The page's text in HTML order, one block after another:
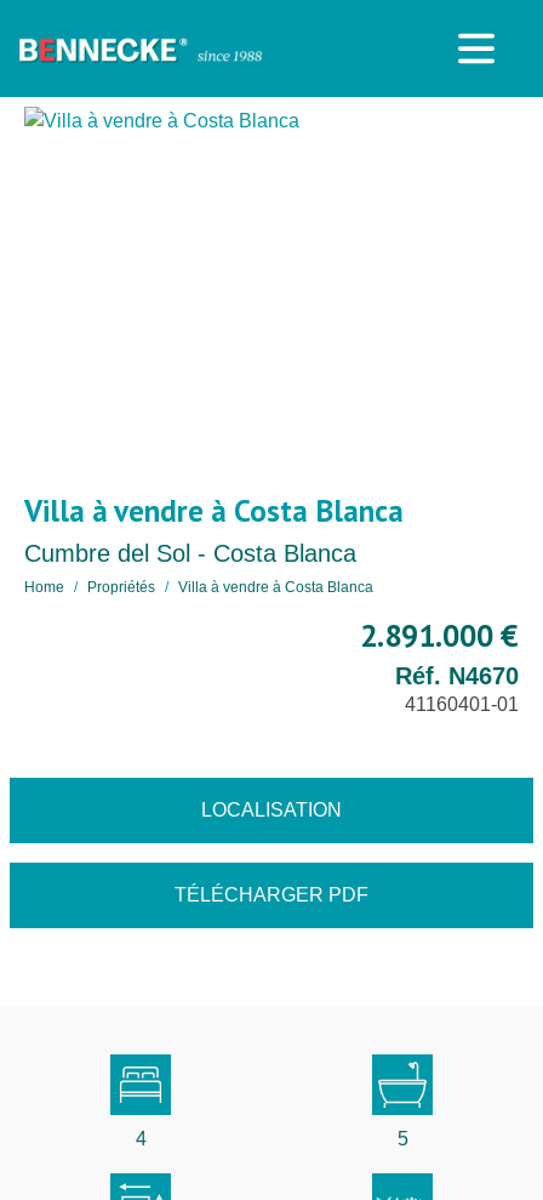
Villa à vendre à Costa Blanca
Cumbre del Sol - Costa Blanca
Home Propriétés Villa à vendre à Costa Blanca
2.891.000 €
Réf. N4670
41160401-01
LOCALISATION
TÉLÉCHARGER PDF
4 5